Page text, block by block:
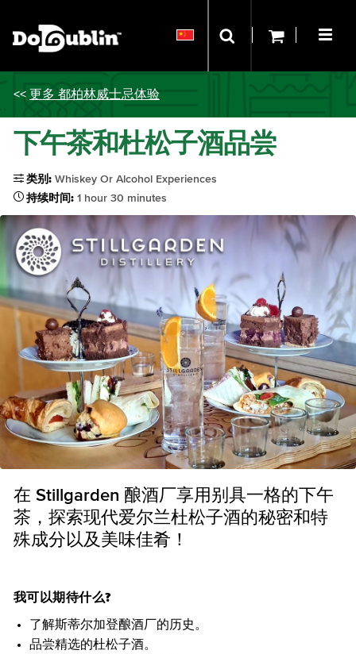
<< 更多 都柏林威士忌体验
下午茶和杜松子酒品尝
类别: Whiskey Or Alcohol Experiences
持续时间: 1 hour 30 minutes
在 Stillgarden 酿酒厂享用别具一格的下午
茶，探索现代爱尔兰杜松子酒的秘密和特
殊成分以及美味佳肴！
我可以期待什么?
了解斯蒂尔加登酿酒厂的历史。
品尝精选的杜松子酒。